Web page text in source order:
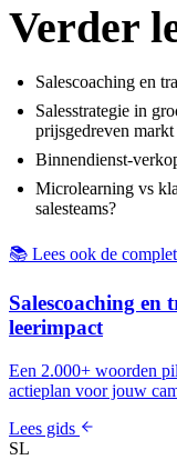
Verder
Salescoaching en
Salesstrategie in
prijsgedreven markt
Binnendienst-
Microlearning vs
salesteams?
📚 Lees ook de
Salescoaching en
leerimpact
Een 2.000+ woorden
actieplan voor jouw
Lees gids
SL